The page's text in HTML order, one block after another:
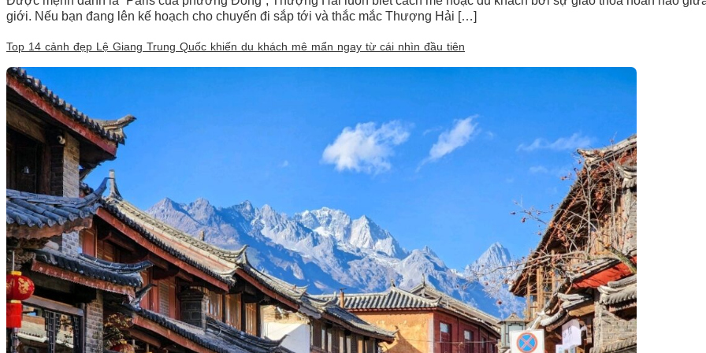
giới. Nếu bạn đang lên kế hoạch cho chuyến đi sắp tới và thắc mắc Thượng Hải […]
Top 14 cảnh đẹp Lệ Giang Trung Quốc khiến du khách mê mẩn ngay từ cái nhìn đầu tiên